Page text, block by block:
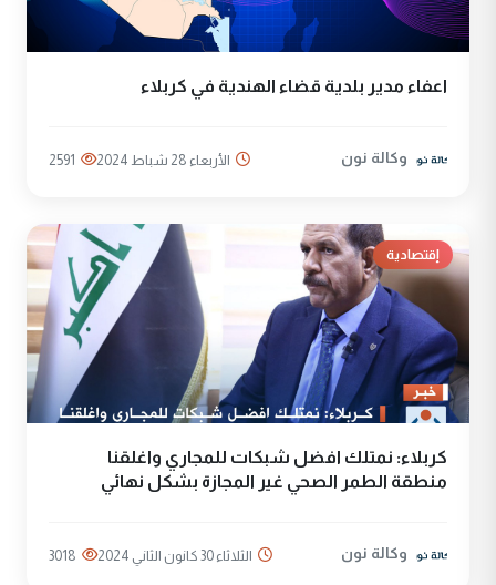
اعفاء مدير بلدية قضاء الهندية في كربلاء
وكالة نون الأربعاء 28 شباط 2024 2591
إقتصادية
كربلاء: نمتلك افضل شبكات للمجاري واغلقنا
منطقة الطمر الصحي غير المجازة بشكل نهائي
وكالة نون الثلاثاء 30 كانون الثاني 2024 3018